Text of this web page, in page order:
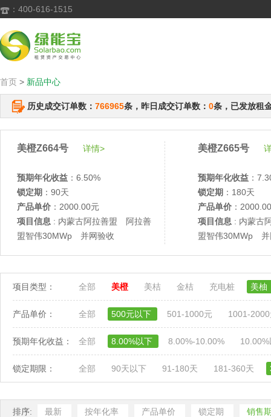
 ：400-616-1515
首页 > 新品中心
历史成交订单数： 766965条，昨日成交订单数： 0条，已发放租
美橙Z664号 详情>
预期年化收益 ：6.50%
锁定期 ：90天
产品单价 ：2000.00元
项目信息 : 内蒙古阿拉善盟 阿拉善
盟智伟30MWp 并网验收
美橙Z665号
预期年化收益 ：
锁定期 ：180天
产品单价 ：
项目信息 : 内蒙古
盟智伟30MWp 并
项目类型： 全部 美橙 美桔 金桔 充电桩 美柚
产品单价： 全部 500元以下 501-1000元 1001-
预期年化收益： 全部 8.00%以下 8.00%-10.00%
锁定期限： 全部 90天以下 91-180天 181-360天
排序: 最新 按年化率 产品单价 锁定期 销售